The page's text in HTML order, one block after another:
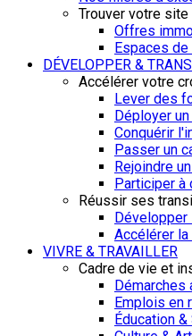
Trouver votre
Offres
Espaces
DÉVELOPPER &
Accélérer votre
Lever des
Déployer
Conquérir
Passer un
Rejoindre
Participer à
Réussir ses
Développer
Accélérer
VIVRE & TRAVAILLER
Cadre de vie et
Emplois en
Éducation